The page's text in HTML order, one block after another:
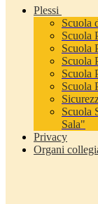
Plessi
Scuola
Scuola
Scuola
Scuola
Scuola
Scuola
Scuola
Sala"
Privacy
Organi